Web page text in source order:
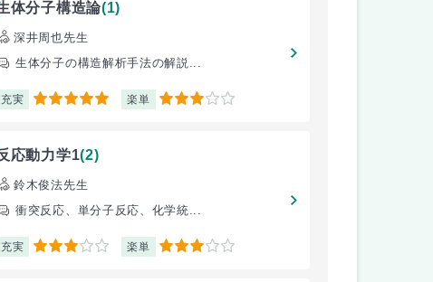
体分子構造論(1)
深井周也先生
生体分子の構造解析手法の解説...
充実 5 楽単 3
応動力学1(2)
鈴木俊法先生
衝突反応、単分子反応、化学統...
充実 3 楽単 3